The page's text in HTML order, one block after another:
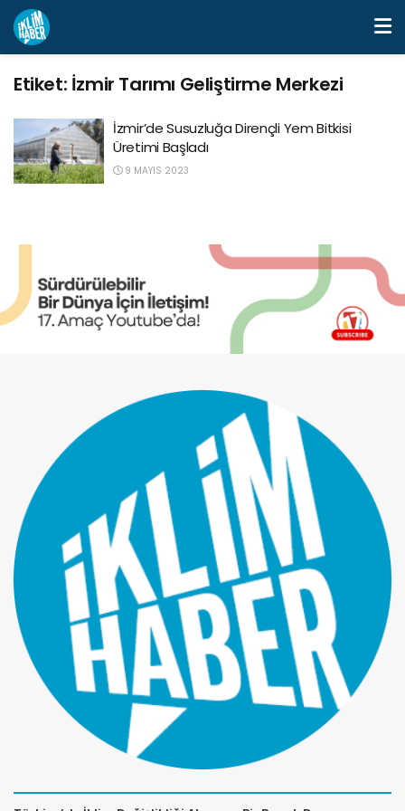
Etiket: İzmir Tarımı Geliştirme Merkezi
İzmir’de Susuzluğa Dirençli Yem Bitkisi
Üretimi Başladı
9 MAYIS 2023